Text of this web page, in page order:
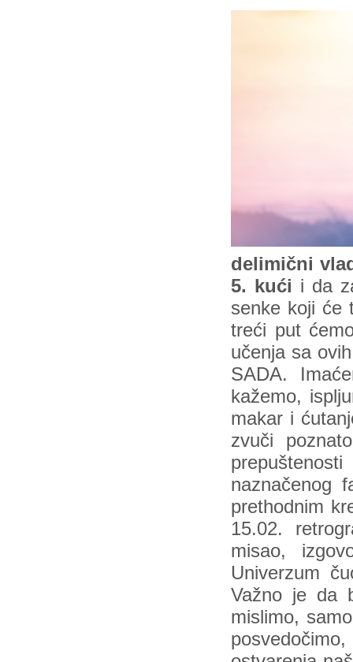
delimični
5. kući i da
senke koji će
treći put
učenja sa
SADA.
kažemo,
makar i
zvuči
naznačenog
prethodnim
15.02.
misao,
Univerzum
Važno je da
mislimo,